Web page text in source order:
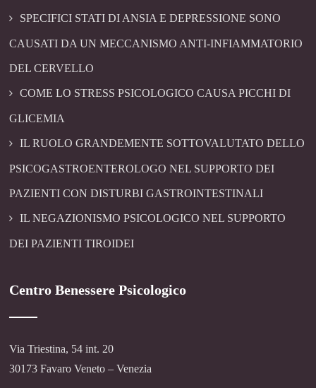
SPECIFICI STATI DI ANSIA E DEPRESSIONE SONO
CAUSATI DA UN MECCANISMO ANTI-INFIAMMATORIO
DEL CERVELLO
COME LO STRESS PSICOLOGICO CAUSA PICCHI DI
GLICEMIA
IL RUOLO GRANDEMENTE SOTTOVALUTATO DELLO
PSICOGASTROENTEROLOGO NEL SUPPORTO DEI
PAZIENTI CON DISTURBI GASTROINTESTINALI
IL NEGAZIONISMO PSICOLOGICO NEL SUPPORTO
DEI PAZIENTI TIROIDEI
Centro Benessere Psicologico
Via Triestina, 54 int. 20
30173 Favaro Veneto – Venezia